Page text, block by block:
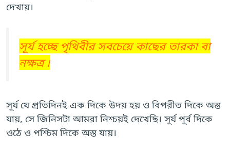
দেখায়।
সূর্য হচ্ছে পৃথিবীর সবচেয়ে কাছের তারকা বা
নক্ষত্র ৷
সূর্য যে প্রতিদিনই এক দিকে উদয় হয় ও বিপরীত দিকে অস্ত
যায়, সে জিনিসটা আমরা নিশ্চয়ই দেখেছি। সূর্য পূর্ব দিকে
ওঠে ও পশ্চিম দিকে অস্ত যায়।